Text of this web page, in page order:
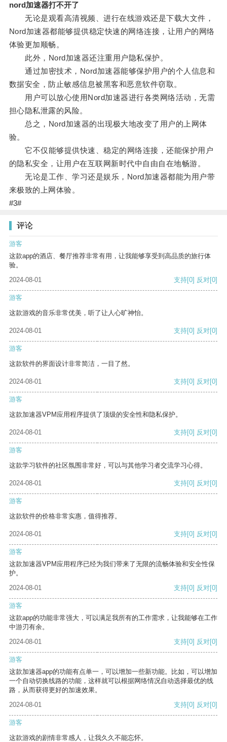
nord加速器打不开了
无论是观看高清视频、进行在线游戏还是下载大文件，
Nord加速器都能够提供稳定快速的网络连接，让用户的网络
体验更加顺畅。
此外，Nord加速器还注重用户隐私保护。
通过加密技术，Nord加速器能够保护用户的个人信息和
数据安全，防止敏感信息被黑客和恶意软件窃取。
用户可以放心使用Nord加速器进行各类网络活动，无需
担心隐私泄露的风险。
总之，Nord加速器的出现极大地改变了用户的上网体
验。
它不仅能够提供快速、稳定的网络连接，还能保护用户
的隐私安全，让用户在互联网新时代中自由自在地畅游。
无论是工作、学习还是娱乐，Nord加速器都能为用户带
来极致的上网体验。
#3#
评论
游客
这款app的酒店、餐厅推荐非常有用，让我能够享受到高品质的旅行体
验。
2024-08-01
支持[0] 反对[0]
游客
这款游戏的音乐非常优美，听了让人心旷神怡。
2024-08-01 支持[0] 反对[0]
游客
这款软件的界面设计非常简洁，一目了然。
2024-08-01 支持[0] 反对[0]
游客
这款加速器VPM应用程序提供了顶级的安全性和隐私保护。
2024-08-01 支持[0] 反对[0]
游客
这款学习软件的社区氛围非常好，可以与其他学习者交流学习心得。
2024-08-01 支持[0] 反对[0]
游客
这款软件的价格非常实惠，值得推荐。
2024-08-01 支持[0] 反对[0]
游客
这款加速器VPM应用程序已经为我们带来了无限的流畅体验和安全性保
护。
2024-08-01
支持[0] 反对[0]
游客
这款app的功能非常强大，可以满足我所有的工作需求，让我能够在工作
中游刃有余。
2024-08-01
支持[0] 反对[0]
游客
这款加速器app的功能有点单一，可以增加一些新功能。比如，可以增加
一个自动切换线路的功能，这样就可以根据网络情况自动选择最优的线
路，从而获得更好的加速效果。
2024-08-01
支持[0] 反对[0]
游客
这款游戏的剧情非常感人，让我久久不能忘怀。